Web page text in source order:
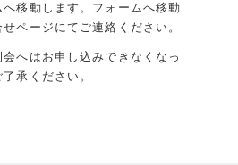
移動します。 フォームへ移動
ページにてご連絡ください。
へはお申し込みできなくなっ
承ください。